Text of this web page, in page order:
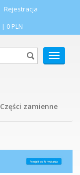
Rejestracja
| 0 PLN
POKAŻ
MENU
Części zamienne